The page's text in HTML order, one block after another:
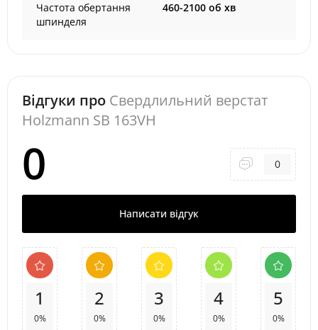
Частота обертання
шпинделя
460-2100 об хв
Відгуки про Свердлильний верстат
Holzmann SB 163VH
0 0
Написати відгук
1
0%
2
0%
3
0%
4
0%
5
0%